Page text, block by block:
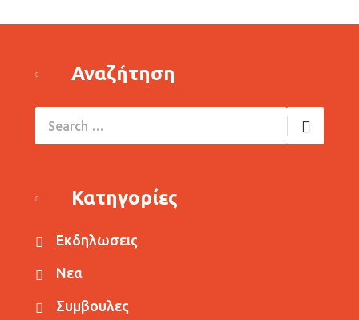
Αναζήτηση
Κατηγορίες
Εκδηλωσεις
Νεα
Συμβουλες